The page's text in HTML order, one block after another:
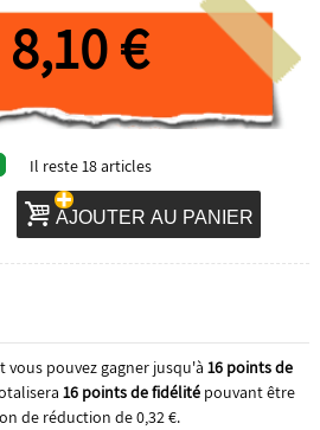
8,10 €
Il reste18articles
AJOUTER AU PANIER
vous pouvez gagner jusqu'à 16points de
16points de fidélitépouvant être
de réduction de0,32 €.